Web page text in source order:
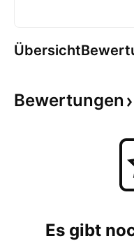
Übersicht
Bewertungen
Es gibt